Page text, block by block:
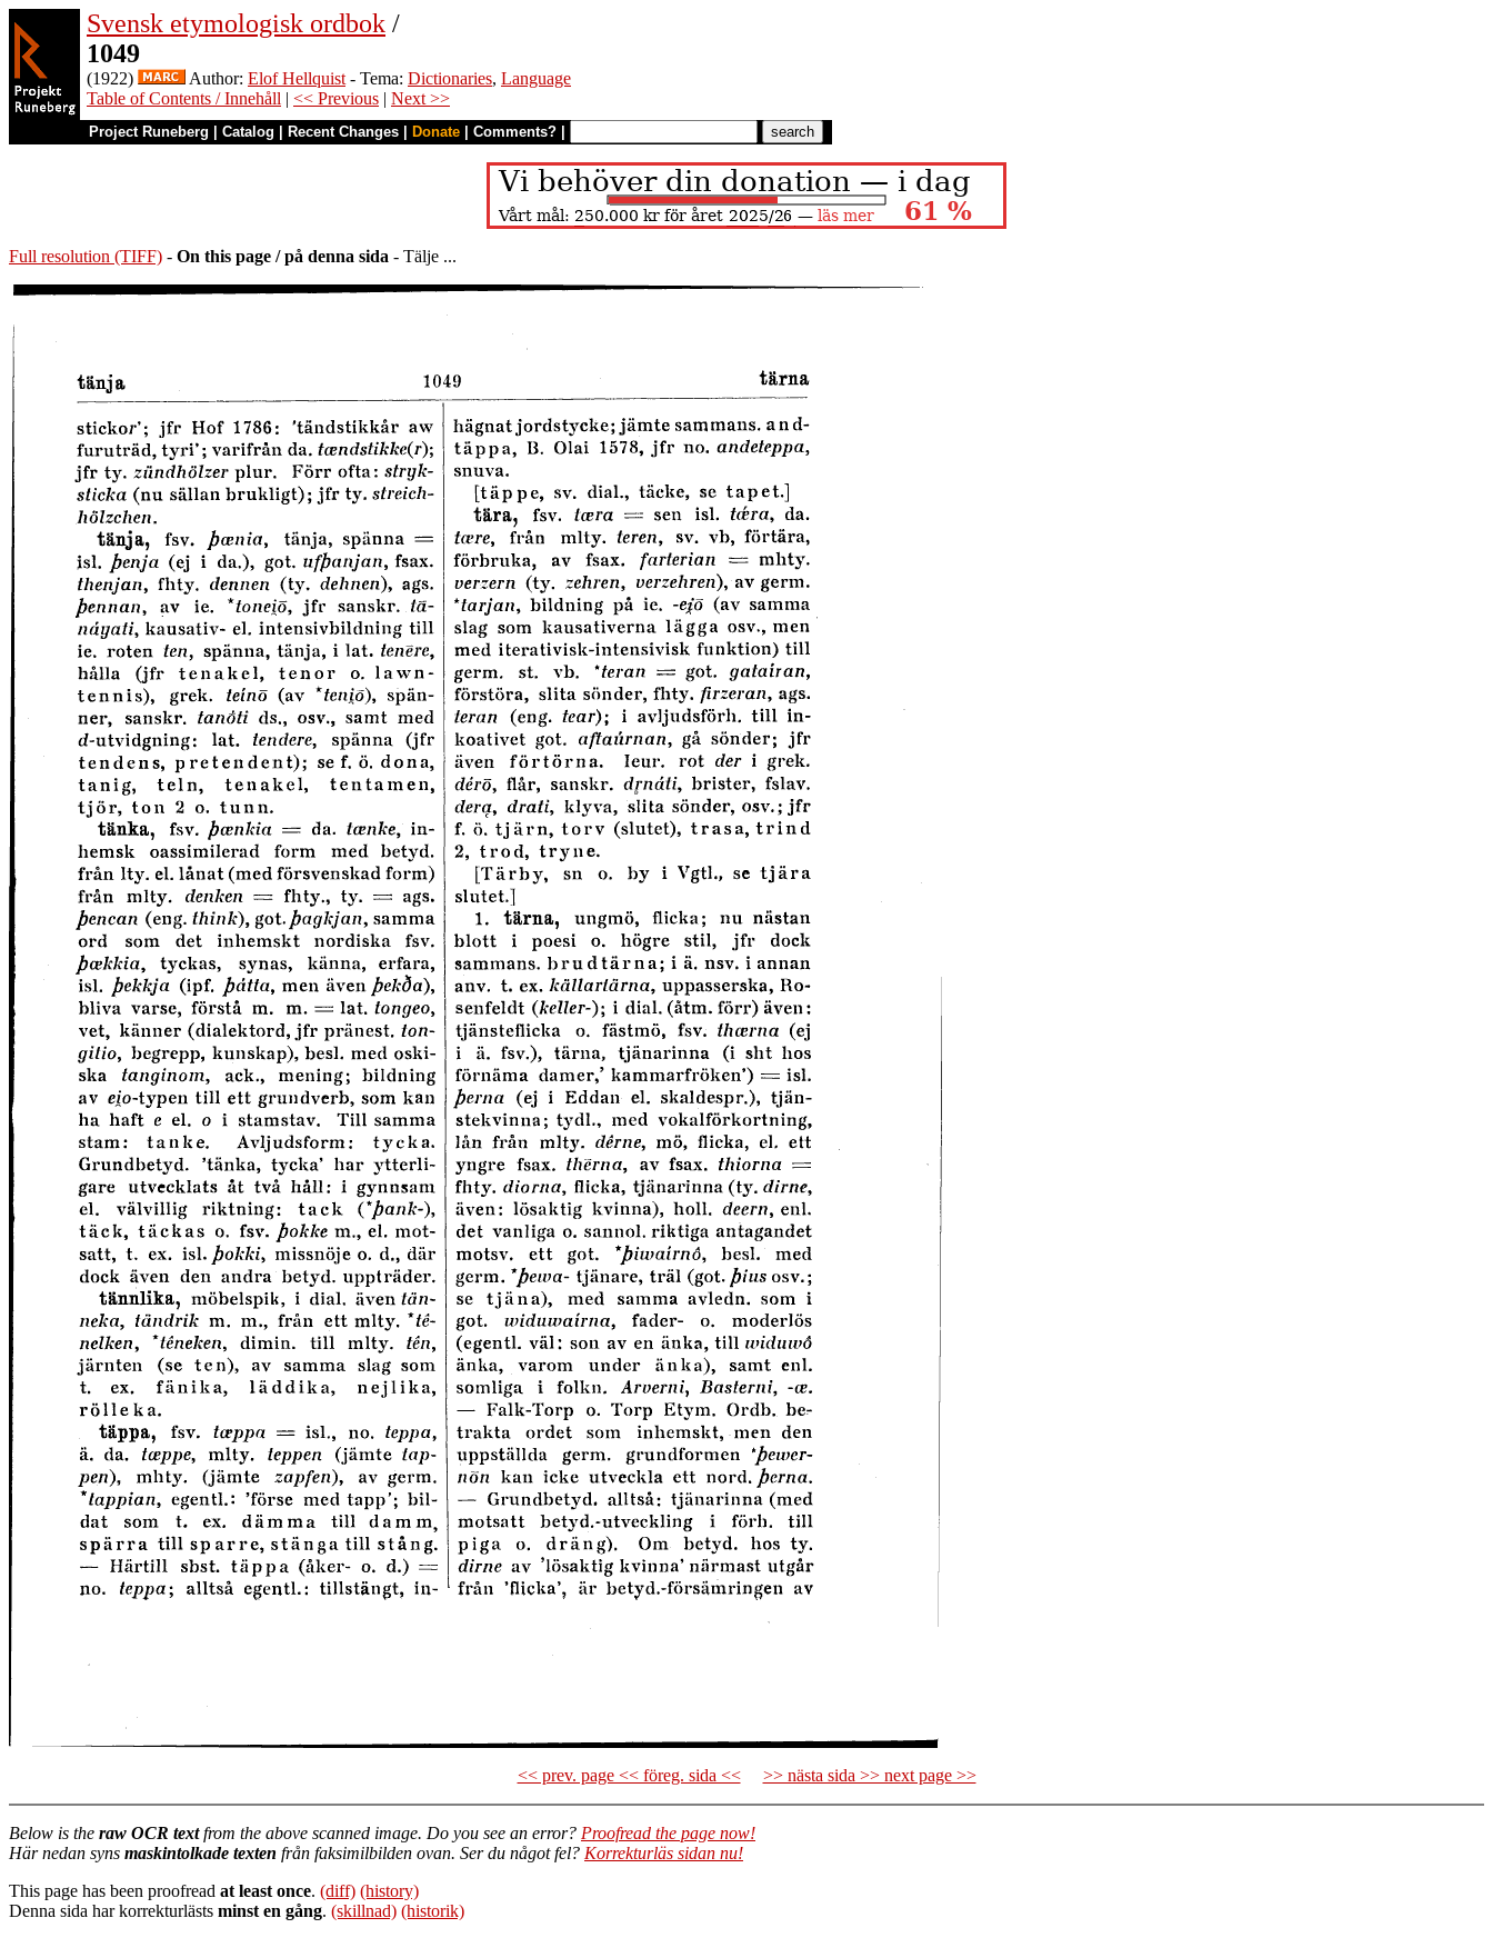
Svensk etymologisk ordbok /
1049
(1922) Author: Elof Hellquist - Tema: Dictionaries, Language
Table of Contents / Innehåll | << Previous | Next >>
Project Runeberg Catalog Recent Changes Donate Comments?
Full resolution (TIFF) - On this page / på denna sida - Tälje ...
<< prev. page << föreg. sida << >> nästa sida >> next page >>
Below is the raw OCR textfrom the above scanned image. Do you see an error? Proofread the page now!
Här nedan syns maskintolkade texten från faksimilbilden ovan. Ser du något fel? Korrekturläs sidan nu!
This page has been proofread at least once. (diff) (history)
Denna sida har korrekturlästs minst en gång. (skillnad) (historik)